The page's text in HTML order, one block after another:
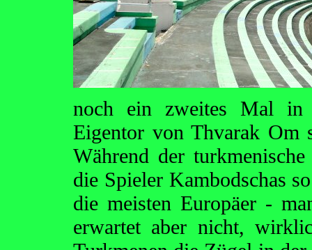
noch ein zweites Mal in
Eigentor von Thvarak Om
Während der
die Spieler Kambodschas
die meisten Europäer -
erwartet aber nicht,